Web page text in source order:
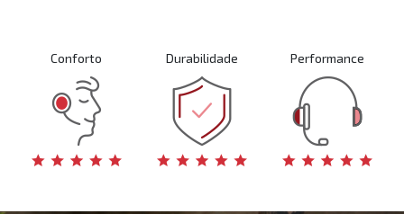
Conforto Durabilidade Performance